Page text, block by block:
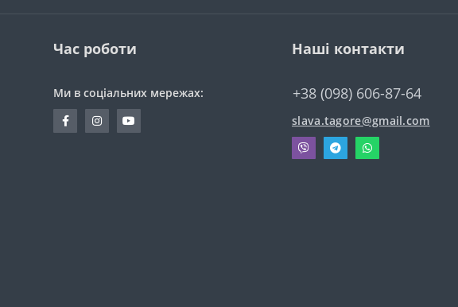
Час роботи
Ми в соціальних мережах:
Наші контакти
+38 (098) 606-87-64
slava.tagore@gmail.com